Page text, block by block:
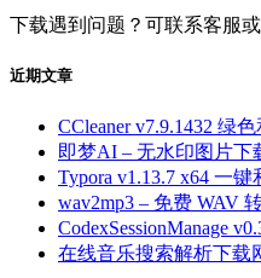
下载遇到问题？可联系客服
近期文章
CCleaner v7.9.1432 绿
即梦AI – 无水印图片下
Typora v1.13.7 x64 一
wav2mp3 – 免费 WAV
CodexSessionManage
在线音乐搜索解析下载